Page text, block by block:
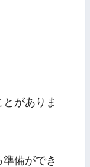
がありま
備ができ